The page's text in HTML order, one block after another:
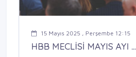
15 Mayıs 2025 , Perşembe 12:15
HBB MECLİSİ MAYIS AYI ...